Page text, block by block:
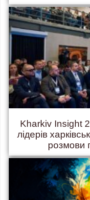
Kharkiv Insight
лідерів
розмови